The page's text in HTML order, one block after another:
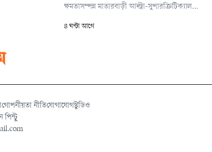
ক্ষমতাসম্পন্ন মাতারবাড়ী আল্ট্রা-সুপারক্রিটিক্যাল
কর্মকর্তাদের এসব নির্দেশনা দেন প্রধানমন্ত্রী।
৪ ঘণ্টা আগে
গোপনীয়তা নীতিযোগাযোগস্টুডিও
পিন্টু